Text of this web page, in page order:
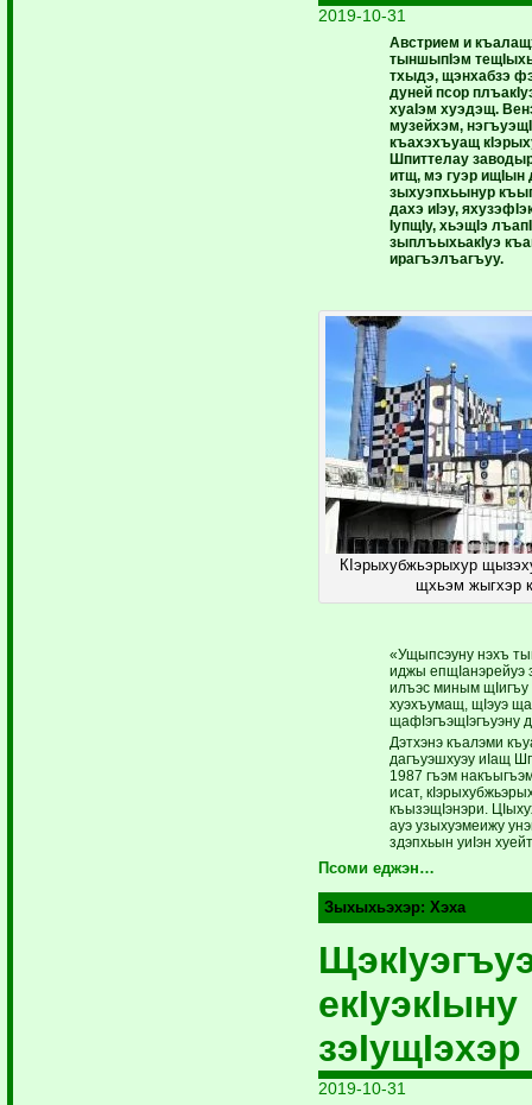
2019-10-31
Австрием и
тыншыпIэм
тхыдэ, щэнхабзэ
дуней псор
хуаIэм хуэдэщ.
музейхэм,
къахэхъуащ
Шпиттелау
итщ, мэ гуэр ищIын
зыхуэпхьынур
дахэ иIэу,
IупщIу, хьэщIэ
зыплъыхьакIуэ
ирагъэлъагъуу.
КIэрыхубжьэрыхур
щхьэм жыгхэр
«Ущыпсэуну нэхъ
иджы епщIанэрейуэ
илъэс миным
хуэхъумащ, щIэуэ
щафIэгъэщIэгъуэну
Дэтхэнэ къалэми
дагъуэшхуэу иIащ
1987 гъэм
исат,
къызэщIэнэри.
ауэ узыхуэмеижу
здэпхьын уиIэн
Псоми еджэн…
Зыхыхьэхэр:Хэха
екIуэкIыну
зэIущIэхэр
2019-10-31